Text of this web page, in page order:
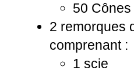
50
2 remorques
comprenant :
1 scie